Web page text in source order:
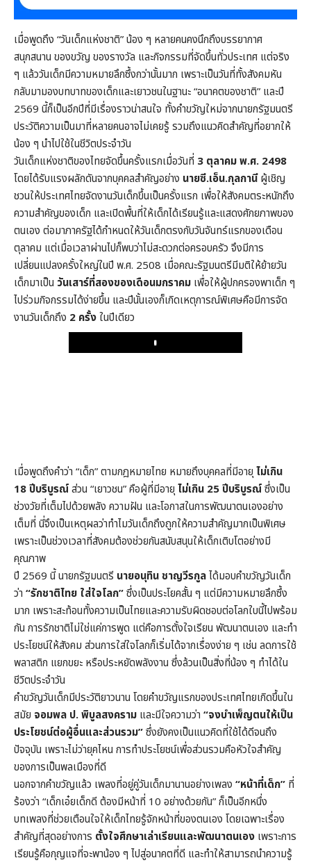
เมื่อพูดถึง “วันเด็กแห่งชาติ” น้อง ๆ หลายคนคงนึกถึงบรรยากาศ
สนุกสนาน ของขวัญ ของรางวัล และกิจกรรมที่จัดขึ้นทั่วประเทศ แต่จริง
ๆ แล้ววันเด็กมีความหมายลึกซึ้งกว่านั้นมาก เพราะเป็นวันที่ทั้งสังคมหัน
กลับมามองบทบาทของเด็กและเยาวชนในฐานะ “อนาคตของชาติ” และปี
2569 นี้ก็เป็นอีกปีที่มีเรื่องราวน่าสนใจ ทั้งคำขวัญใหม่จากนายกรัฐมนตรี
ประวัติความเป็นมาที่หลายคนอาจไม่เคยรู้ รวมถึงแนวคิดสำคัญที่อยากให้
น้อง ๆ นำไปใช้ในชีวิตประจำวัน
วันเด็กแห่งชาติของไทยจัดขึ้นครั้งแรกเมื่อวันที่ 3 ตุลาคม พ.ศ. 2498
โดยได้รับแรงผลักดันจากบุคคลสำคัญอย่าง นายซี.เอ็น.กุลกานีผู้เชิญ
ชวนให้ประเทศไทยจัดงานวันเด็กขึ้นเป็นครั้งแรก เพื่อให้สังคมตระหนักถึง
ความสำคัญของเด็ก และเปิดพื้นที่ให้เด็กได้เรียนรู้และแสดงศักยภาพของ
ตนเอง ต่อมาภาครัฐได้กำหนดให้วันเด็กตรงกับวันจันทร์แรกของเดือน
ตุลาคม แต่เมื่อเวลาผ่านไปก็พบว่าไม่สะดวกต่อครอบครัว จึงมีการ
เปลี่ยนแปลงครั้งใหญ่ในปี พ.ศ. 2508 เมื่อคณะรัฐมนตรีมีมติให้ย้ายวัน
เด็กมาเป็น วันเสาร์ที่สองของเดือนมกราคม เพื่อให้ผู้ปกครองพาเด็ก ๆ
ไปร่วมกิจกรรมได้ง่ายขึ้น และปีนั้นเองก็เกิดเหตุการณ์พิเศษคือมีการจัด
งานวันเด็กถึง 2 ครั้งในปีเดียว
Play
เมื่อพูดถึงคำว่า “เด็ก” ตามกฎหมายไทย หมายถึงบุคคลที่มีอายุไม่เกิน
18 ปีบริบูรณ์ส่วน “เยาวชน” คือผู้ที่มีอายุไม่เกิน 25 ปีบริบูรณ์ซึ่งเป็น
ช่วงวัยที่เต็มไปด้วยพลัง ความฝัน และโอกาสในการพัฒนาตนเองอย่าง
เต็มที่ นี่จึงเป็นเหตุผลว่าทำไมวันเด็กถึงถูกให้ความสำคัญมากเป็นพิเศษ
เพราะเป็นช่วงเวลาที่สังคมต้องช่วยกันสนับสนุนให้เด็กเติบโตอย่างมี
คุณภาพ
ปี 2569 นี้ นายกรัฐมนตรี นายอนุทิน ชาญวีรกูลได้มอบคำขวัญวันเด็ก
ว่า “รักชาติไทย ใส่ใจโลก”ซึ่งเป็นประโยคสั้น ๆ แต่มีความหมายลึกซึ้ง
มาก เพราะสะท้อนทั้งความเป็นไทยและความรับผิดชอบต่อโลกใบนี้ไปพร้อม
กัน การรักชาติไม่ใช่แค่การพูด แต่คือการตั้งใจเรียน พัฒนาตนเอง และทำ
ประโยชน์ให้สังคม ส่วนการใส่ใจโลกก็เริ่มได้จากเรื่องง่าย ๆ เช่น ลดการใช้
พลาสติก แยกขยะ หรือประหยัดพลังงาน ซึ่งล้วนเป็นสิ่งที่น้อง ๆ ทำได้ใน
ชีวิตประจำวัน
คำขวัญวันเด็กมีประวัติยาวนาน โดยคำขวัญแรกของประเทศไทยเกิดขึ้นใน
สมัย จอมพล ป. พิบูลสงคราม และมีใจความว่า “จงบำเพ็ญตนให้เป็น
ประโยชน์ต่อผู้อื่นและส่วนรวม”ซึ่งยังคงเป็นแนวคิดที่ใช้ได้ดีจนถึง
ปัจจุบัน เพราะไม่ว่ายุคไหน การทำประโยชน์เพื่อส่วนรวมคือหัวใจสำคัญ
ของการเป็นพลเมืองที่ดี
นอกจากคำขวัญแล้ว เพลงที่อยู่คู่วันเด็กมานานอย่างเพลง “หน้าที่เด็ก” ที่
ร้องว่า “เด็กเอ๋ยเด็กดี ต้องมีหน้าที่ 10 อย่างด้วยกัน” ก็เป็นอีกหนึ่ง
บทเพลงที่ช่วยเตือนใจให้เด็กไทยรู้จักหน้าที่ของตนเอง โดยเฉพาะเรื่อง
สำคัญที่สุดอย่างการ ตั้งใจศึกษาเล่าเรียนและพัฒนาตนเอง เพราะการ
เรียนรู้คือกุญแจที่จะพาน้อง ๆ ไปสู่อนาคตที่ดี และทำให้สามารถนำความรู้